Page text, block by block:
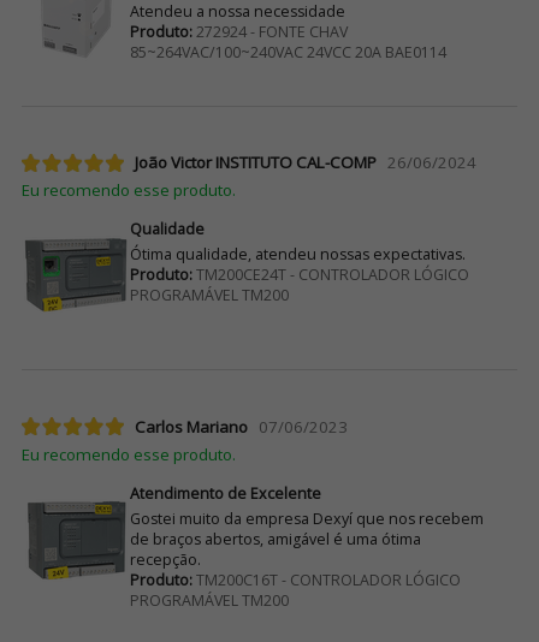
Atendeu a nossa necessidade
Produto:272924 - FONTE CHAV
85~264VAC/100~240VAC 24VCC 20A BAE0114
João Victor INSTITUTO CAL-COMP 26/06/2024
Eu recomendo esse produto.
Qualidade
Ótima qualidade, atendeu nossas expectativas.
Produto:TM200CE24T - CONTROLADOR LÓGICO
PROGRAMÁVEL TM200
Carlos Mariano 07/06/2023
Eu recomendo esse produto.
Atendimento de Excelente
Gostei muito da empresa Dexyí que nos recebem
de braços abertos, amigável é uma ótima
recepção.
Produto:TM200C16T - CONTROLADOR LÓGICO
PROGRAMÁVEL TM200